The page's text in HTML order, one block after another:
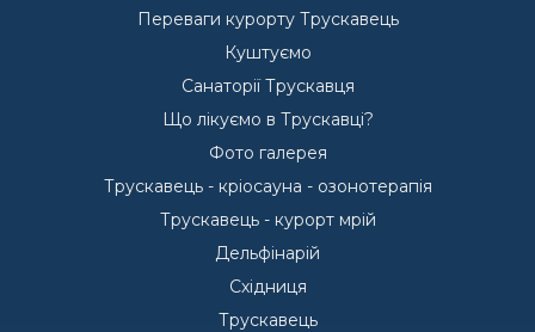
Переваги курорту Трускавець
Куштуємо
Санаторії Трускавця
Що лікуємо в Трускавці?
Фото галерея
Трускавець - кріосауна - озонотерапія
Трускавець - курорт мрій
Дельфінарій
Східниця
Трускавець